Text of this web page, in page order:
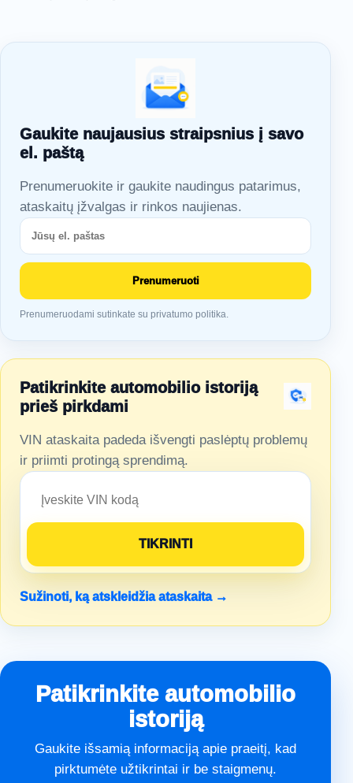
Gaukite naujausius straipsnius į savo
el. paštą
Prenumeruokite ir gaukite naudingus patarimus,
ataskaitų įžvalgas ir rinkos naujienas.
Prenumeruoti
Prenumeruodami sutinkate su privatumo politika.
Patikrinkite automobilio istoriją
prieš pirkdami
VIN ataskaita padeda išvengti paslėptų problemų
ir priimti protingą sprendimą.
Sužinoti, ką atskleidžia ataskaita →
Patikrinkite automobilio
istoriją
Gaukite išsamią informaciją apie praeitį, kad
pirktumėte užtikrintai ir be staigmenų.